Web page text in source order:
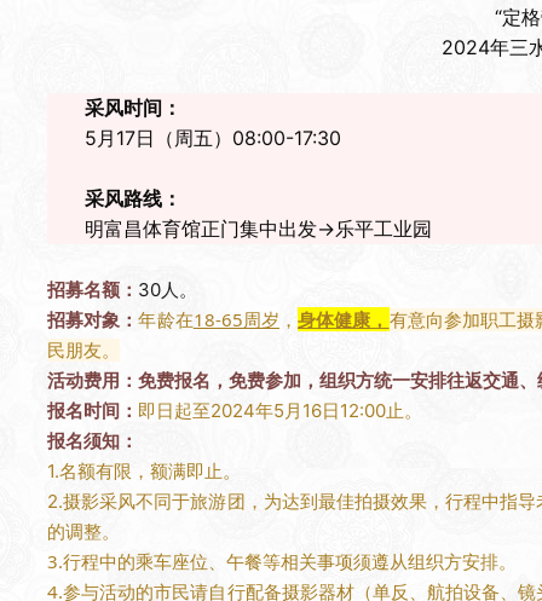
“定
2024年三
采风时间：
5月17日（周五）08:00-17:30
采风路线：
明富昌体育馆正门集中出发→乐平工业园
招募名额： 30人。
招募对象 ：年龄在18-65周岁 ，身体健康， 有意向参加职工
民朋友。
活动费用： 免费报名，免费参加，组织方统一安排往返交通、
报名时间： 即日起至2024年5月16日12:00止。
报名须知：
1.名额有限，额满即止。
2.摄影采风不同于旅游团，为达到最佳拍摄效果，行程中指
的调整。
3.行程中的乘车座位、午餐等相关事项须遵从组织方安排。
4.参与活动的市民请自行配备摄影器材（单反、航拍设备、